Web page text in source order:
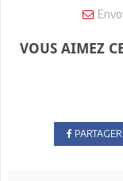
VOUS AIMEZ
PARTAGER